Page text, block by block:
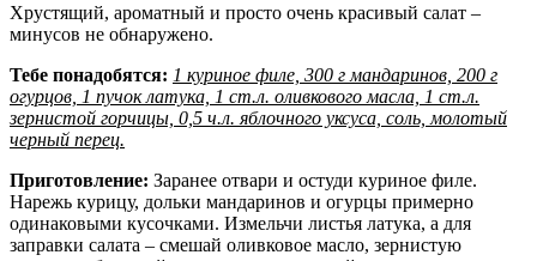
Хрустящий, ароматный и просто очень красивый салат –
минусов не обнаружено.
Тебе понадобятся: 1 куриное филе, 300 г мандаринов, 200 г
огурцов, 1 пучок латука, 1 ст.л. оливкового масла, 1 ст.л.
зернистой горчицы, 0,5 ч.л. яблочного уксуса, соль, молотый
черный перец.
Приготовление: Заранее отвари и остуди куриное филе.
Нарежь курицу, дольки мандаринов и огурцы примерно
одинаковыми кусочками. Измельчи листья латука, а для
заправки салата – смешай оливковое масло, зернистую